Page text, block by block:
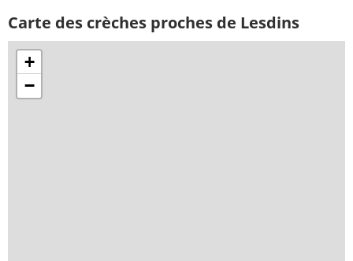
Carte des crèches proches de Lesdins
+
−